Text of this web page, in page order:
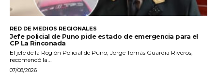
RED DE MEDIOS REGIONALES
Jefe policial de Puno pide estado de emergencia para el
CP La Rinconada
El jefe de la Región Policial de Puno, Jorge Tomás Guardia Riveros,
recomendó la...
07/08/2026